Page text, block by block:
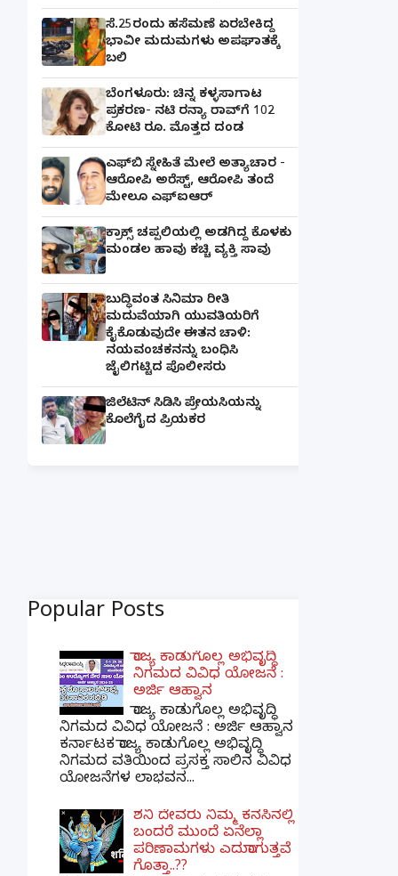
ಸೆ.25ರಂದು ಹಸೆಮಣೆ ಏರಬೇಕಿದ್ದ
ಭಾವೀ ಮದುಮಗಳು ಅಪಘಾತಕ್ಕೆ
ಬಲಿ
ಬೆಂಗಳೂರು: ಚಿನ್ನ ಕಳ್ಳಸಾಗಾಟ
ಪ್ರಕರಣ- ನಟಿ ರನ್ಯಾ ರಾವ್‌ಗೆ 102
ಕೋಟಿ ರೂ. ಮೊತ್ತದ ದಂಡ
ಎಫ್‌ಬಿ ಸ್ನೇಹಿತೆ ಮೇಲೆ ಅತ್ಯಾಚಾರ -
ಆರೋಪಿ ಅರೆಸ್ಟ್, ಆರೋಪಿ ತಂದೆ
ಮೇಲೂ ಎಫ್ಐಆರ್
ಕ್ರಾಕ್ಸ್ ಚಪ್ಪಲಿಯಲ್ಲಿ ಅಡಗಿದ್ದ ಕೊಳಕು
ಮಂಡಲ ಹಾವು ಕಚ್ಚಿ ವ್ಯಕ್ತಿ ಸಾವು
ಬುದ್ಧಿವಂತ ಸಿನಿಮಾ ರೀತಿ
ಮದುವೆಯಾಗಿ ಯುವತಿಯರಿಗೆ
ಕೈಕೊಡುವುದೇ ಈತನ ಚಾಳಿ:
ನಯವಂಚಕನನ್ನು ಬಂಧಿಸಿ
ಜೈಲಿಗಟ್ಟಿದ ಪೊಲೀಸರು
ಜಿಲೆಟಿನ್ ಸಿಡಿಸಿ ಪ್ರೇಯಸಿಯನ್ನು
ಕೊಲೆಗೈದ ಪ್ರಿಯಕರ
Popular Posts
ರಾಜ್ಯ ಕಾಡುಗೊಲ್ಲ ಅಭಿವೃದ್ಧಿ
ನಿಗಮದ ವಿವಿಧ ಯೋಜನೆ :
ಅರ್ಜಿ ಆಹ್ವಾನ
ರಾಜ್ಯ ಕಾಡುಗೊಲ್ಲ ಅಭಿವೃದ್ಧಿ
ನಿಗಮದ ವಿವಿಧ ಯೋಜನೆ : ಅರ್ಜಿ ಆಹ್ವಾನ
ಕರ್ನಾಟಕ ರಾಜ್ಯ ಕಾಡುಗೊಲ್ಲ ಅಭಿವೃದ್ಧಿ
ನಿಗಮದ ವತಿಯಿಂದ ಪ್ರಸಕ್ತ ಸಾಲಿನ ವಿವಿಧ
ಯೋಜನೆಗಳ ಲಾಭವನ...
ಶನಿ ದೇವರು ನಿಮ್ಮ ಕನಸಿನಲ್ಲಿ
ಬಂದರೆ ಮುಂದೆ ಏನೆಲ್ಲಾ
ಪರಿಣಾಮಗಳು ಎದುರಾಗುತ್ತವೆ
ಗೊತ್ತಾ..??